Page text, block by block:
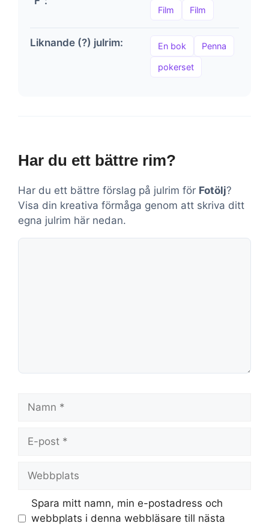
Film Film
Liknande (?) julrim: En bok Penna
pokerset
Har du ett bättre rim?
Har du ett bättre förslag på julrim för Fotölj?
Visa din kreativa förmåga genom att skriva ditt
egna julrim här nedan.
Kommentar
post
Spara mitt namn, min e-postadress och
webbplats i denna webbläsare till nästa